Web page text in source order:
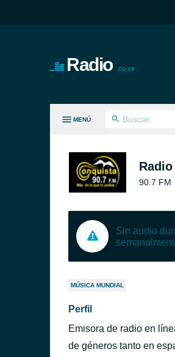
Radio .co.ve
MENÚ
90.7 FM
Sin audio
MÚSICA MUNDIAL
Perfil
Emisora de radio en
de géneros tanto en